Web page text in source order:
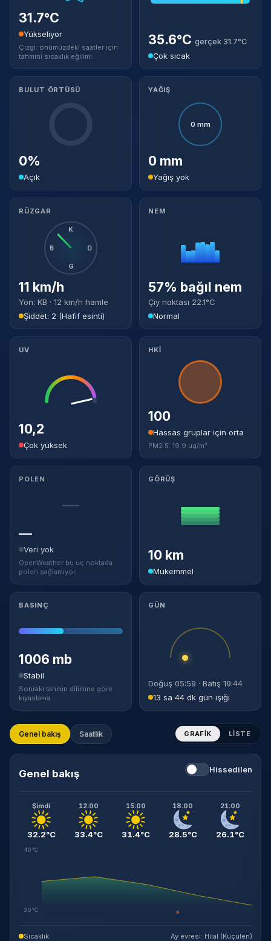
31.7°C
Yükseliyor
Çizgi: önümüzdeki saatler için
tahmini sıcaklık eğilimi.
35.6°C gerçek 31.7°C
Çok sıcak
BULUT ÖRTÜSÜ
0%
Açık
YAĞIŞ
0 mm
0 mm
Yağış yok
RÜZGAR
K
D
G
B
11 km/h
Yön: KB · 12 km/h hamle
Şiddet: 2 (Hafif esinti)
NEM
57% bağıl nem
Çiy noktası 22.1°C
Normal
UV
10,2
Çok yüksek
HKİ
100
Hassas gruplar için orta
PM2.5: 19.9 µg/m³
POLEN
—
—
Veri yok
OpenWeather bu uç noktada
polen sağlamıyor.
GÖRÜŞ
10 km
Mükemmel
BASINÇ
1006 mb
Stabil
Sonraki tahmin dilimine göre
kıyaslama.
GÜN
Doğuş 05:59 · Batış 19:44
13 sa 44 dk gün ışığı
Genel bakış Saatlik GRAFIK LISTE
Genel bakış Hissedilen
Şimdi
32.2°C
12:00
33.4°C
15:00
31.4°C
18:00
28.5°C
21:00
26.1°C
40°C
30°C ☀
Sıcaklık Ay evresi: Hilal (Küçülen)